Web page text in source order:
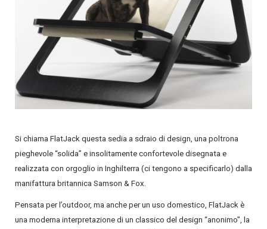
Si chiama FlatJack questa sedia a sdraio di design, una poltrona
pieghevole “solida” e insolitamente confortevole disegnata e
realizzata con orgoglio in Inghilterra (ci tengono a specificarlo) dalla
manifattura britannica Samson & Fox.
Pensata per l’outdoor, ma anche per un uso domestico, FlatJack è
una moderna interpretazione di un classico del design “anonimo”, la